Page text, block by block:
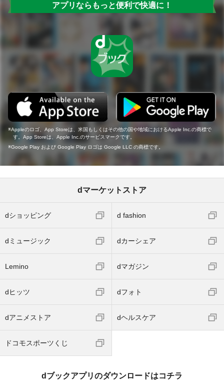
アプリならもっと便利で快適に！
Appleのロゴ、App Storeは、米国もしくはその他の国や地域におけるApple Inc.の商標で
す。App Storeは、Apple Inc.のサービスマークです。
Google Play および Google Play ロゴは Google LLC の商標です。
dマーケットストア
dショッピング d fashion
dミュージック dカーシェア
Lemino dマガジン
dヒッツ dフォト
dアニメストア dヘルスケア
ドコモスポーツくじ
dブックアプリのダウンロードはコチラ